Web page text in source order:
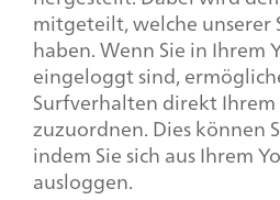
mitgeteilt, welche unserer
haben. Wenn Sie in Ihrem
eingeloggt sind,
Surfverhalten direkt
zuzuordnen. Dies können
indem Sie sich aus Ihrem
ausloggen.